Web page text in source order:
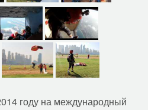
году на международный